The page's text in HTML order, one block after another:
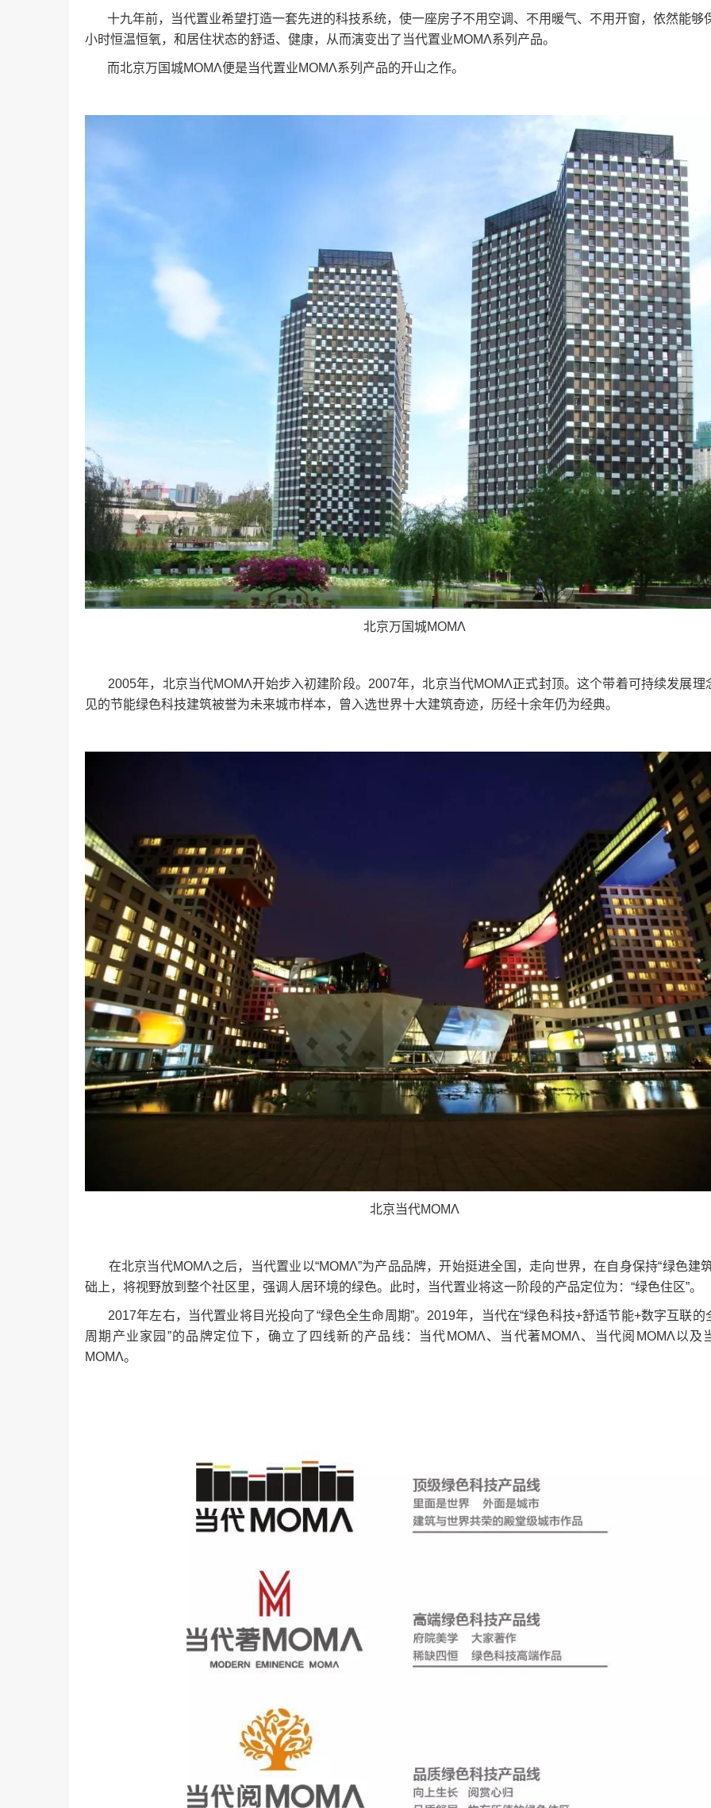
十九年前，当代置业希望打造一套先进的科技系统，使一座房子不用空调、不用暖气、不用开窗，依然能够
小时恒温恒氧，和居住状态的舒适、健康，从而演变出了当代置业MOMΛ系列产品。
而北京万国城ΜΟΜΛ便是当代置业MOMΛ系列产品的开山之作。
北京万国城ΜΟΜΛ
2005年，北京当代MOMΛ开始步入初建阶段。2007年，北京当代MOMΛ正式封顶。这个带着可持续发展理
见的节能绿色科技建筑被誉为未来城市样本，曾入选世界十大建筑奇迹，历经十余年仍为经典。
北京当代ΜΟΜΛ
在北京当代ΜΟΜΛ之后，当代置业以“ΜΟΜΛ”为产品品牌，开始挺进全国，走向世界，在自身保持“绿色建
础上，将视野放到整个社区里，强调人居环境的绿色。此时，当代置业将这一阶段的产品定位为：“绿色住区”。
2017年左右，当代置业将目光投向了“绿色全生命周期”。2019年，当代在“绿色科技+舒适节能+数字互联的
周期产业家园”的品牌定位下，确立了四线新的产品线：当代ΜΟΜΛ、当代著ΜΟΜΛ、当代阅ΜΟΜΛ以及
ΜΟΜΛ。